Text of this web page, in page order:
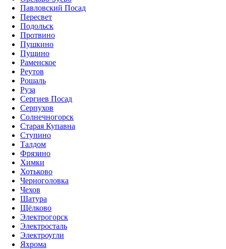
Павловский Посад
Пересвет
Подольск
Протвино
Пушкино
Пущино
Раменское
Реутов
Рошаль
Руза
Сергиев Посад
Серпухов
Солнечногорск
Старая Купавна
Ступино
Талдом
Фрязино
Химки
Хотьково
Черноголовка
Чехов
Шатура
Щёлково
Электрогорск
Электросталь
Электроугли
Яхрома